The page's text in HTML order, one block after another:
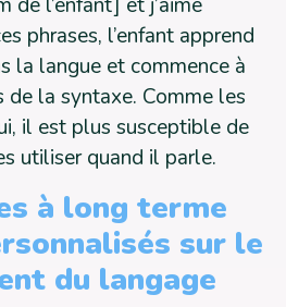
de l’enfant] et j’aime
phrases, l’enfant apprend
la langue et commence à
de la syntaxe. Comme les
il est plus susceptible de
utiliser quand il parle.
à long terme
sur le
du langage